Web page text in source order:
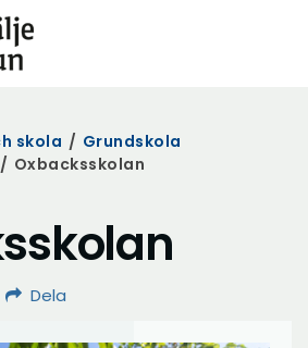
skola / Grundskola
/ Oxbacksskolan
Dela